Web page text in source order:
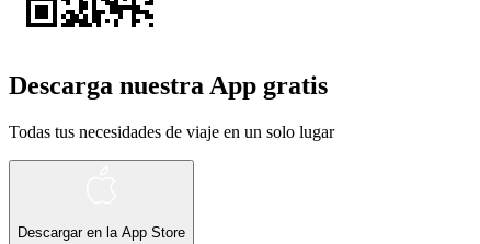
Descarga nuestra App gratis
Todas tus necesidades de viaje en un solo lugar
Descargar en la App Store